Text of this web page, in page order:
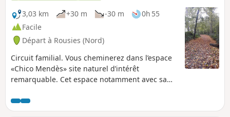
3,03 km
+30 m -30 m
0h 55
Facile
Départ à Rousies (Nord)
Circuit familial. Vous cheminerez dans l’espace
«Chico Mendès» site naturel d’intérêt
remarquable. Cet espace notamment avec sa
d’une flore diversifiée. La zone forestière
comprend de grands arbres dont certains sont